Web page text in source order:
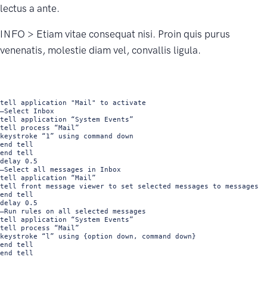
lectus a ante.
INFO > Etiam vitae consequat nisi. Proin quis purus
venenatis, molestie diam vel, convallis ligula.
tell application "Mail" to activate
–Select Inbox
tell application “System Events”
tell process “Mail”
keystroke “1” using command down
end tell
end tell
delay 0.5
–Select all messages in Inbox
tell application “Mail”
tell front message viewer to set selected messages to messages
end tell
delay 0.5
–Run rules on all selected messages
tell application “System Events”
tell process “Mail”
keystroke “l” using {option down, command down}
end tell
end tell